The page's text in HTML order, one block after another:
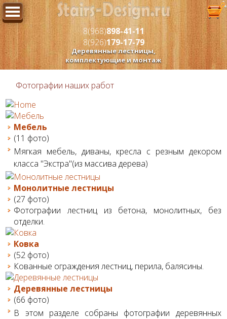
Деревянные лестницы,
комплектующие и монтаж
8(968)898-41-11
8(926)179-17-79
Фотографии наших работ
Мебель
(11 фото)
Мягкая мебель, диваны, кресла с резным декором
класса "Экстра"(из массива дерева)
Монолитные лестницы
(27 фото)
Фотографии лестниц из бетона, монолитных, без
отделки.
Ковка
(52 фото)
Кованные ограждения лестниц, перила, балясины.
Деревянные лестницы
(66 фото)
В этом разделе собраны фотографии деревянных